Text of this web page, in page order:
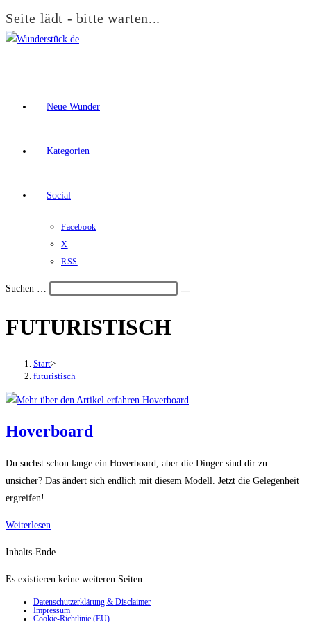
Seite lädt - bitte warten...
Zum
Neue Wunder
Kategorien
Social
Facebook
X
RSS
Suchen …
den
das
aus-
einzuklappen
FUTURISTISCH
Start>
futuristisch
Hoverboard
Du suchst schon lange ein Hoverboard, aber die Dinger sind dir zu
unsicher? Das ändert sich endlich mit diesem Modell. Jetzt die Gelegenheit
ergreifen!
Weiterlesen
Inhalts-Ende
Es existieren keine weiteren Seiten
Datenschutzerklärung & Disclaimer
Impressum
Cookie-Richtlinie (EU)